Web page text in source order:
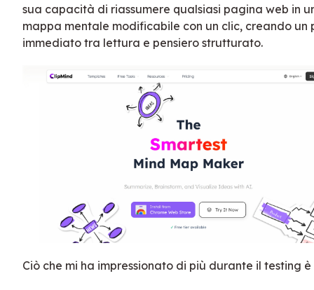
sua capacità di riassumere qualsiasi pagina web in
mappa mentale modificabile con un clic, creando un
immediato tra lettura e pensiero strutturato.
Ciò che mi ha impressionato di più durante il testing